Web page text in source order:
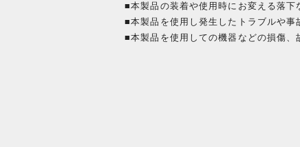
■本製品の装着や使用時にお変える落
■本製品を使用し発生したトラブルや事
■本製品を使用しての機器などの損傷、